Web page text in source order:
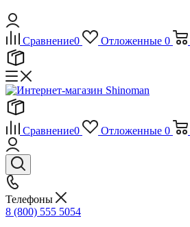
Сравнение0 Отложенные 0
Сравнение0 Отложенные 0
Телефоны
8 (800) 555 5054